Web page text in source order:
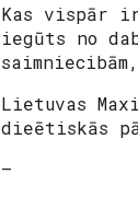
Kas vispār
iegūts no
Lietuvas
dieētiskās
—